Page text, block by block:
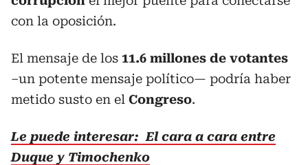
con la oposición.
El mensaje de los 11.6 millones de votantes
–un potente mensaje político— podría haber
metido susto en el Congreso.
Le puede interesar: El cara a cara entre
Duque y Timochenko